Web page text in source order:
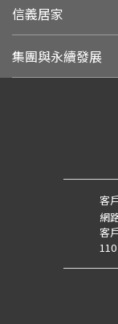
信義居家
集團與永續發展
客
網
客